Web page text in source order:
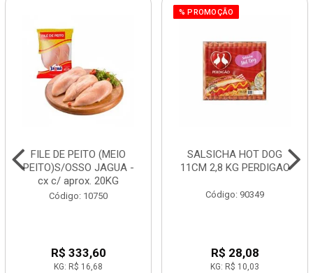
FILE DE PEITO (MEIO
PEITO)S/OSSO JAGUA -
cx c/ aprox. 20KG
Código: 10750
R$ 333,60
KG: R$ 16,68
% PROMOÇÃO
SALSICHA HOT DOG
11CM 2,8 KG PERDIGAO
Código: 90349
R$ 28,08
KG: R$ 10,03